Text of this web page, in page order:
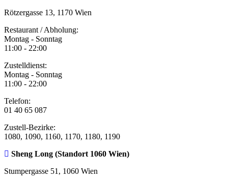
Rötzergasse 13, 1170 Wien
Restaurant / Abholung:
Montag - Sonntag
11:00 - 22:00
Zustelldienst:
Montag - Sonntag
11:00 - 22:00
Telefon:
01 40 65 087
Zustell-Bezirke:
1080, 1090, 1160, 1170, 1180, 1190
Sheng Long (Standort 1060 Wien)
Stumpergasse 51, 1060 Wien